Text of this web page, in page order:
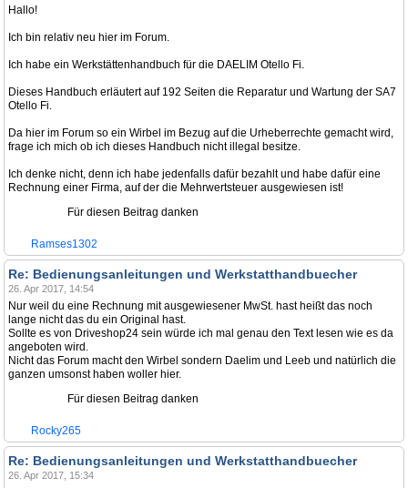
Hallo!
Ich bin relativ neu hier im Forum.
Ich habe ein Werkstättenhandbuch für die DAELIM Otello Fi.
Dieses Handbuch erläutert auf 192 Seiten die Reparatur und Wartung der SA7
Otello Fi.
Da hier im Forum so ein Wirbel im Bezug auf die Urheberrechte gemacht wird,
frage ich mich ob ich dieses Handbuch nicht illegal besitze.
Ich denke nicht, denn ich habe jedenfalls dafür bezahlt und habe dafür eine
Rechnung einer Firma, auf der die Mehrwertsteuer ausgewiesen ist!
Für diesen Beitrag danken
Ramses1302
Re: Bedienungsanleitungen und Werkstatthandbuecher
26. Apr 2017, 14:54
Nur weil du eine Rechnung mit ausgewiesener MwSt. hast heißt das noch
lange nicht das du ein Original hast.
Sollte es von Driveshop24 sein würde ich mal genau den Text lesen wie es da
angeboten wird.
Nicht das Forum macht den Wirbel sondern Daelim und Leeb und natürlich die
ganzen umsonst haben woller hier.
Für diesen Beitrag danken
Rocky265
Re: Bedienungsanleitungen und Werkstatthandbuecher
26. Apr 2017, 15:34